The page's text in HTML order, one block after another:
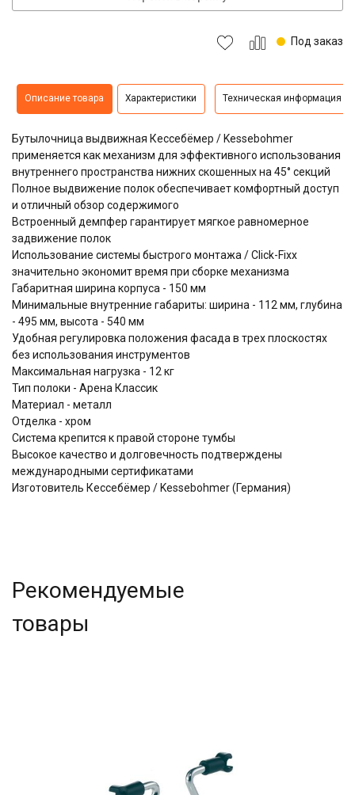
Под заказ
Описание товара Характеристики Техническая информация
Бутылочница выдвижная Кессебёмер / Kessebohmer
применяется как механизм для эффективного использования
внутреннего пространства нижних скошенных на 45° секций
Полное выдвижение полок обеспечивает комфортный доступ
и отличный обзор содержимого
Встроенный демпфер гарантирует мягкое равномерное
задвижение полок
Использование системы быстрого монтажа / Click-Fixx
значительно экономит время при сборке механизма
Габаритная ширина корпуса - 150 мм
Минимальные внутренние габариты: ширина - 112 мм, глубина
- 495 мм, высота - 540 мм
Удобная регулировка положения фасада в трех плоскостях
без использования инструментов
Максимальная нагрузка - 12 кг
Тип полоки - Арена Классик
Материал - металл
Отделка - хром
Система крепится к правой стороне тумбы
Высокое качество и долговечность подтверждены
международными сертификатами
Изготовитель Кессебёмер / Kessebohmer (Германия)
Рекомендуемые
товары